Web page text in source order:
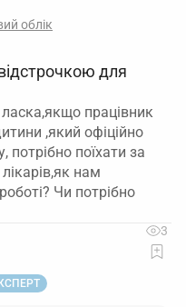
облік
для
працівник
,який офіційно
потрібно поїхати за
нам
Чи потрібно
3